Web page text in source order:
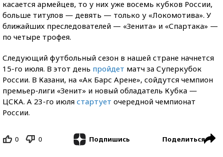
касается армейцев, то у них уже восемь кубков России,
больше титулов — девять — только у «Локомотива». У
ближайших преследователей — «Зенита» и «Спартака» —
по четыре трофея.
Следующий футбольный сезон в нашей стране начнется
15-го июля. В этот день пройдет матч за Суперкубок
России. В Казани, на «Ак Барс Арене», сойдутся чемпион
премьер-лиги «Зенит» и новый обладатель Кубка —
ЦСКА. А 23-го июля стартует очередной чемпионат
России.
0 0 Подпишись Поделиться